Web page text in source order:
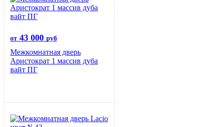
от 43 000 руб
Межкомнатная дверь
Аристократ 1 массив дуба
вайт ПГ